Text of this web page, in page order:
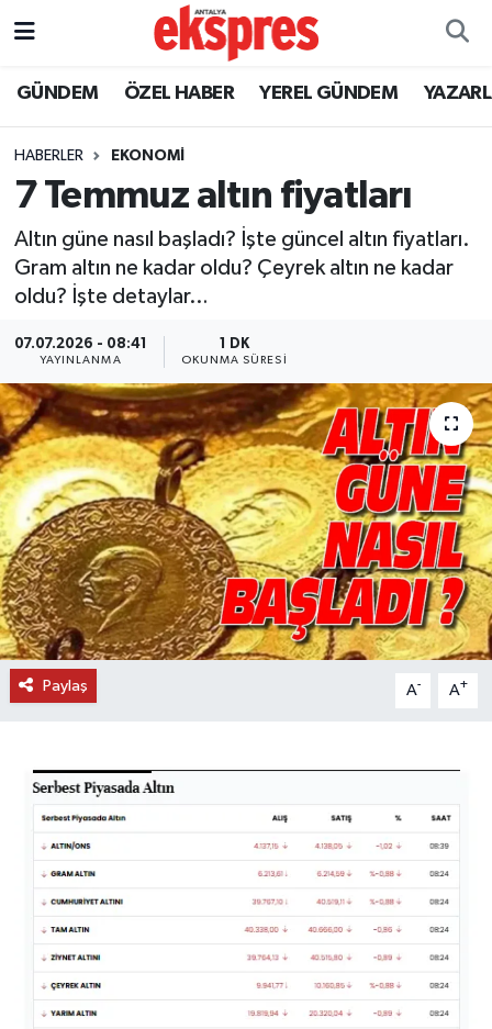
GÜNDEM ÖZEL HABER YEREL GÜNDEM
HABERLER EKONOMİ
7 Temmuz altın fiyatları
Altın güne nasıl başladı? İşte güncel altın fiyatları.
Gram altın ne kadar oldu? Çeyrek altın ne kadar
oldu? İşte detaylar…
07.07.2026 - 08:41
YAYINLANMA
1 DK
OKUNMA SÜRESI
Paylaş A- A+
ÖZEL HABER
YEREL GÜNDEM
EKONOMİ
KÜLTÜR - SANAT
SPOR
SİYASET
SAĞLIK
DÜNYA
EĞİTİM
TURİZM
RÖPORTAJ
YAZARLAR
RESMİ İLAN
MAGAZİN
Nöbetçi Eczaneler
Trafik Durumu
Süper Lig Puan Durumu ve Fikstür
Tüm Manşetler
Son Dakika Haberleri
Haber Arşivi